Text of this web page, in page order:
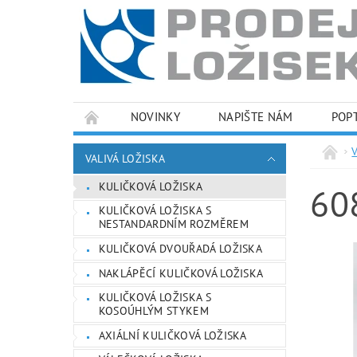
NOVINKY NAPIŠTE NÁM
PODMÍNKY OCHRANY OSOBNÍCH ÚDAJŮ
VALIVÁ LOŽISKA
KULIČKOVÁ LOŽISKA
KULIČKOVÁ LOŽISKA S
NESTANDARDNÍM ROZMĚREM
KULIČKOVÁ DVOUŘADÁ LOŽISKA
NAKLÁPĚCÍ KULIČKOVÁ LOŽISKA
KULIČKOVÁ LOŽISKA S
KOSOÚHLÝM STYKEM
AXIÁLNÍ KULIČKOVÁ LOŽISKA